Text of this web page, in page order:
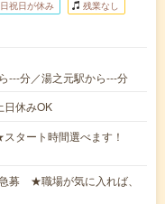
祝日が休み 残業なし
---分／湯之元駅から---分
休みOK
タート時間選べます！
募 ★職場が気に入れば、